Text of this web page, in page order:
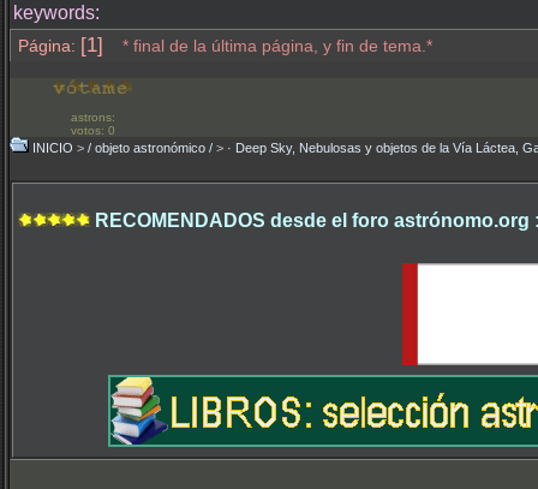
keywords:
Página: [1] * final de la última página, y fin de tema.*
astrons:
votos: 0
INICIO > / objeto astronómico / > · Deep Sky, Nebulosas y objetos de la Vía Láctea,
RECOMENDADOS desde el foro astrónomo.org